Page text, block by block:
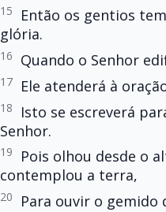
15
Então os gentios
glória.
16 Quando o Senhor
17 Ele atenderá à
18
Isto se escreverá
Senhor.
19
Pois olhou desde o
contemplou a terra,
20 Para ouvir o gemido